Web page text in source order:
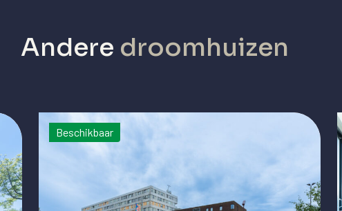
Andere droomhuizen
Beschikbaar